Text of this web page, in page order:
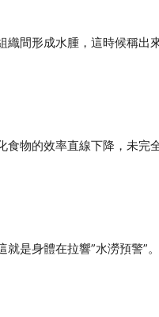
織間形成水腫，這時候稱出
食物的效率直線下降，未完
是身體在拉響”水澇預警”。